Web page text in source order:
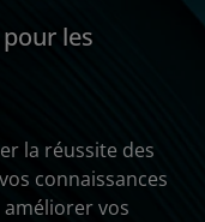
les
la réussite des
connaissances
vos